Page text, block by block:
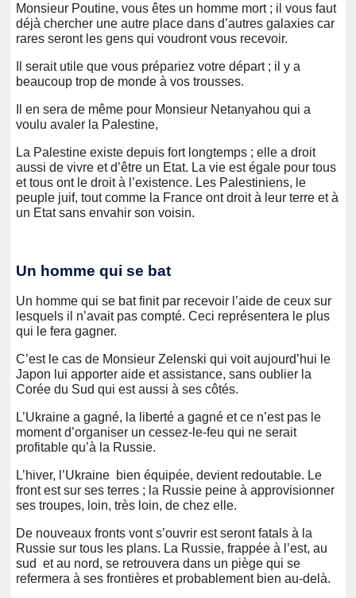
Monsieur Poutine, vous êtes un homme mort ; il vous faut
déjà chercher une autre place dans d’autres galaxies car
rares seront les gens qui voudront vous recevoir.
Il serait utile que vous prépariez votre départ ; il y a
beaucoup trop de monde à vos trousses.
Il en sera de même pour Monsieur Netanyahou qui a
voulu avaler la Palestine,
La Palestine existe depuis fort longtemps ; elle a droit
aussi de vivre et d’être un Etat. La vie est égale pour tous
et tous ont le droit à l’existence. Les Palestiniens, le
peuple juif, tout comme la France ont droit à leur terre et à
un Etat sans envahir son voisin.
Un homme qui se bat
Un homme qui se bat finit par recevoir l’aide de ceux sur
lesquels il n’avait pas compté. Ceci représentera le plus
qui le fera gagner.
C’est le cas de Monsieur Zelenski qui voit aujourd’hui le
Japon lui apporter aide et assistance, sans oublier la
Corée du Sud qui est aussi à ses côtés.
L’Ukraine a gagné, la liberté a gagné et ce n’est pas le
moment d’organiser un cessez-le-feu qui ne serait
profitable qu’à la Russie.
L’hiver, l’Ukraine bien équipée, devient redoutable. Le
front est sur ses terres ; la Russie peine à approvisionner
ses troupes, loin, très loin, de chez elle.
De nouveaux fronts vont s’ouvrir est seront fatals à la
Russie sur tous les plans. La Russie, frappée à l’est, au
sud et au nord, se retrouvera dans un piège qui se
refermera à ses frontières et probablement bien au-delà.